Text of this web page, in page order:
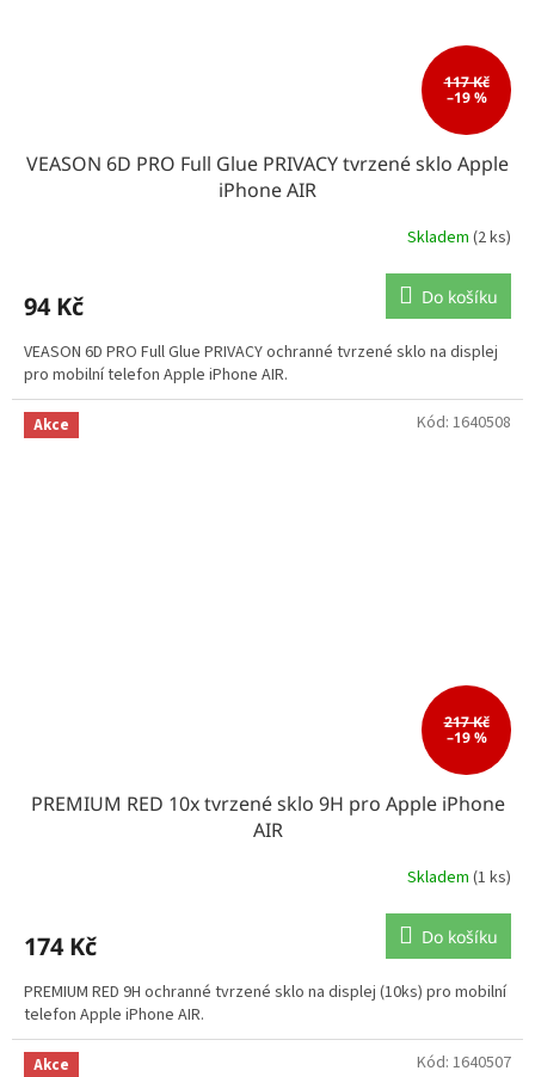
117 Kč
–19 %
VEASON 6D PRO Full Glue PRIVACY tvrzené sklo Apple
iPhone AIR
Skladem (2 ks)
94 Kč Do košíku
VEASON 6D PRO Full Glue PRIVACY ochranné tvrzené sklo na displej
pro mobilní telefon Apple iPhone AIR.
Akce
217 Kč
–19 %
PREMIUM RED 10x tvrzené sklo 9H pro Apple iPhone
AIR
Skladem (1 ks)
174 Kč Do košíku
PREMIUM RED 9H ochranné tvrzené sklo na displej (10ks) pro mobilní
telefon Apple iPhone AIR.
Kód: 1640508
Akce Kód: 1640507